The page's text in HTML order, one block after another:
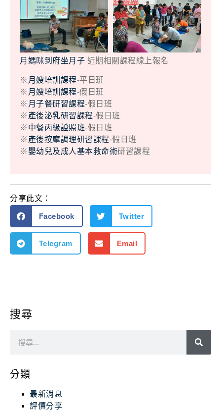
月媽咪到府坐月子 近期相關課程線上報名
※ 月嫂培訓課程-平日班
※ 月嫂培訓課程-假日班
※ 月子餐研習課程-假日班
※ 產後泌乳研習課程-假日班
※ 中餐丙級證照班-假日班
※ 產後按摩調理研習課程-假日班
※ 嬰幼兒及成人基本救命術研習課程
分享此文：
Facebook Twitter
Telegram Email
搜尋
分類
最新消息
評價分享